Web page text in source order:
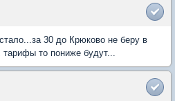
30 до Крюково не беру в
тарифы то пониже будут...